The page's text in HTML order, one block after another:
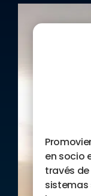
en socio
través
sistemas